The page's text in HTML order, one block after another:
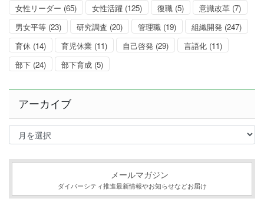
女性リーダー (65) 女性活躍 (125) 復職 (5) 意識改革 (7)
男女平等 (23) 研究調査 (20) 管理職 (19) 組織開発 (247)
育休 (14) 育児休業 (11) 自己啓発 (29) 言語化 (11)
部下 (24) 部下育成 (5)
アーカイブ
ア
イ
メールマガジン
ダイバーシティ推進最新情報やお知らせなどお届け